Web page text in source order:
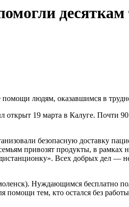
десяткам
людям, оказавшимся в
19 марта в Калуге. Почти
безопасную доставку
привозят продукты, в
Всех добрых дел —
Нуждающимся бесплатно
помощи тем, кто остался без